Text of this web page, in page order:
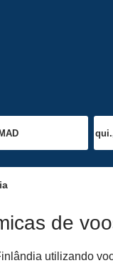
de
utilizando